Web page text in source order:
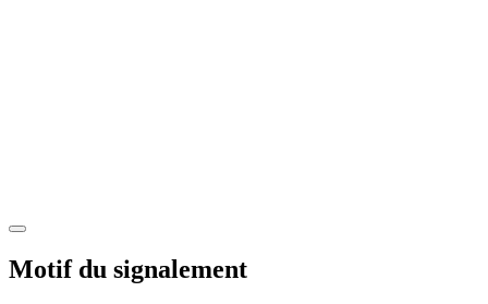
Motif du signalement